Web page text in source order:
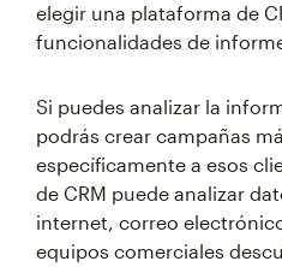
elegir una plataforma de
funcionalidades de
Si puedes analizar la
podrás crear campañas
específicamente a esos
de CRM puede analizar
internet, correo
equipos comerciales